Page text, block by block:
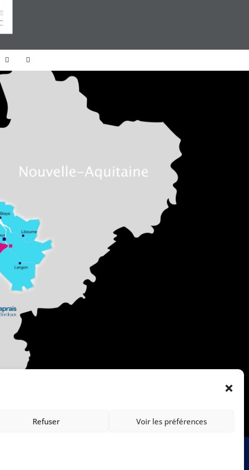
Refuser Voir les préférences